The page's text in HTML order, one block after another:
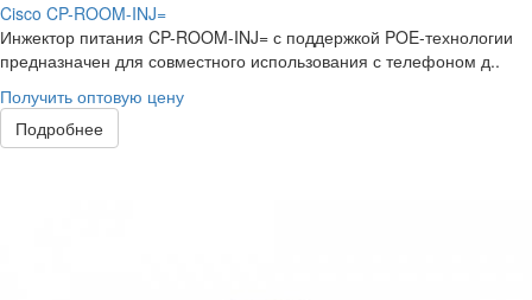
Cisco CP-ROOM-INJ=
Инжектор питания CP-ROOM-INJ= с поддержкой POE-технологии
предназначен для совместного использования с телефоном д..
Получить оптовую цену
Подробнее